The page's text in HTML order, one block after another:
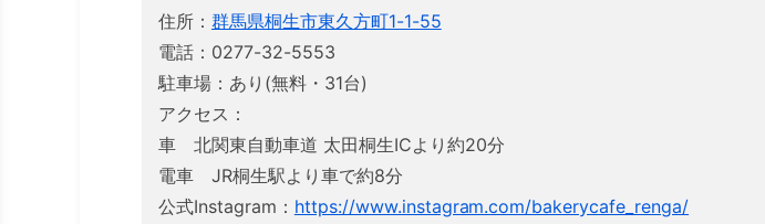
住所： 群馬県桐生市東久方町1-1-55
電話：0277-32-5553
駐車場：あり(無料・31台)
アクセス：
車 北関東自動車道 太田桐生ICより約20分
電車 JR桐生駅より車で約8分
公式Instagram： https://www.instagram.com/bakerycafe_renga/